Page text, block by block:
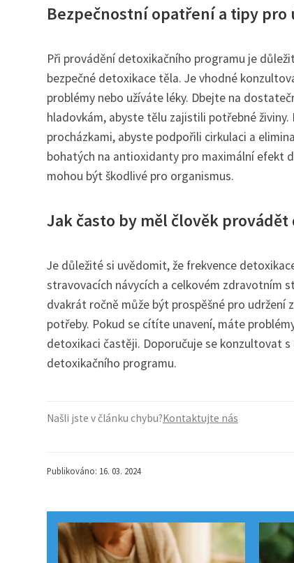
Bezpečnostní opatření a tipy pro
Při provádění detoxikačního programu je
bezpečné detoxikace těla. Je vhodné
problémy nebo užíváte léky. Dbejte na
hladovkám, abyste tělu zajistili potřebné
procházkami, abyste podpořili cirkulaci a
bohatých na antioxidanty pro maximální efekt
mohou být škodlivé pro organismus.
Jak často by měl člověk
Je důležité si uvědomit, že frekvence
stravovacích návycích a celkovém zdravotním
dvakrát ročně může být prospěšné pro
potřeby. Pokud se cítíte unavení, máte
detoxikaci častěji. Doporučuje se konzultovat
detoxikačního programu.
Našli jste v článku chybu?Kontaktujte nás
Publikováno: 16. 03. 2024